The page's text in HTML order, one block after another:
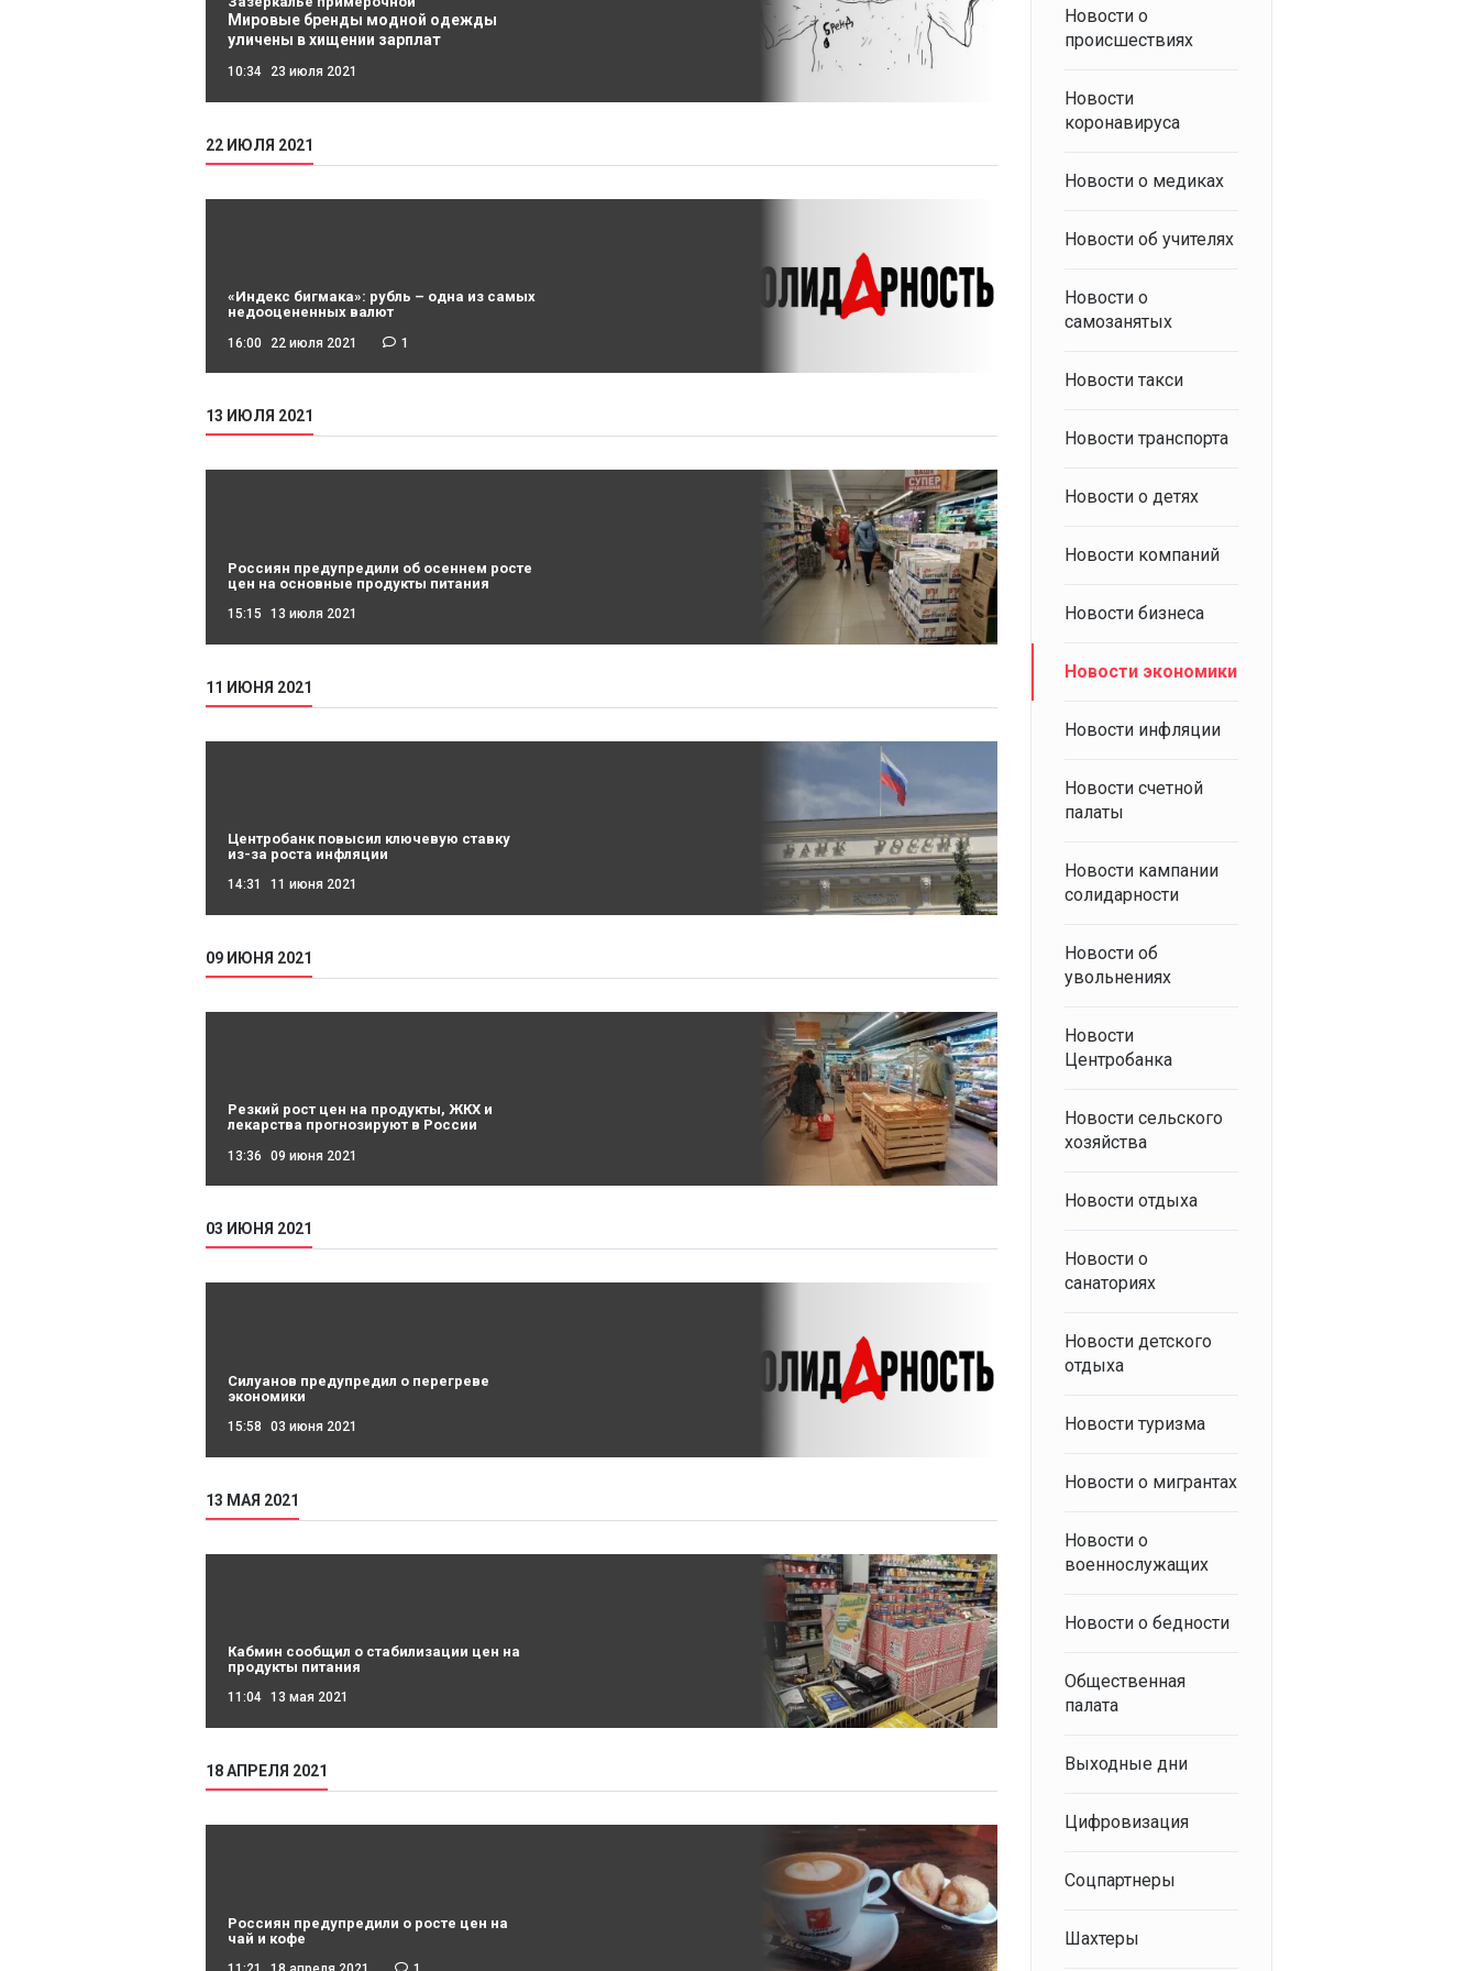
Мировые бренды модной одежды
уличены в хищении зарплат
10:34 23 июля 2021
22 ИЮЛЯ 2021
«Индекс бигмака»: рубль – одна из самых
недооцененных валют
16:00 22 июля 2021 1
13 ИЮЛЯ 2021
Россиян предупредили об осеннем росте
цен на основные продукты питания
15:15 13 июля 2021
11 ИЮНЯ 2021
Центробанк повысил ключевую ставку
из-за роста инфляции
14:31 11 июня 2021
09 ИЮНЯ 2021
Резкий рост цен на продукты, ЖКХ и
лекарства прогнозируют в России
13:36 09 июня 2021
03 ИЮНЯ 2021
Силуанов предупредил о перегреве
экономики
15:58 03 июня 2021
13 МАЯ 2021
Кабмин сообщил о стабилизации цен на
продукты питания
11:04 13 мая 2021
18 АПРЕЛЯ 2021
Россиян предупредили о росте цен на
чай и кофе
Новости о
происшествиях
Новости
коронавируса
Новости о медиках
Новости об учителях
Новости о
самозанятых
Новости такси
Новости транспорта
Новости о детях
Новости компаний
Новости бизнеса
Новости экономики
Новости инфляции
Новости счетной
палаты
Новости кампании
солидарности
Новости об
увольнениях
Новости
Центробанка
Новости сельского
хозяйства
Новости отдыха
Новости о
санаториях
Новости детского
отдыха
Новости туризма
Новости о мигрантах
Новости о
военнослужащих
Новости о бедности
Общественная
палата
Выходные дни
Цифровизация
Соцпартнеры
Шахтеры